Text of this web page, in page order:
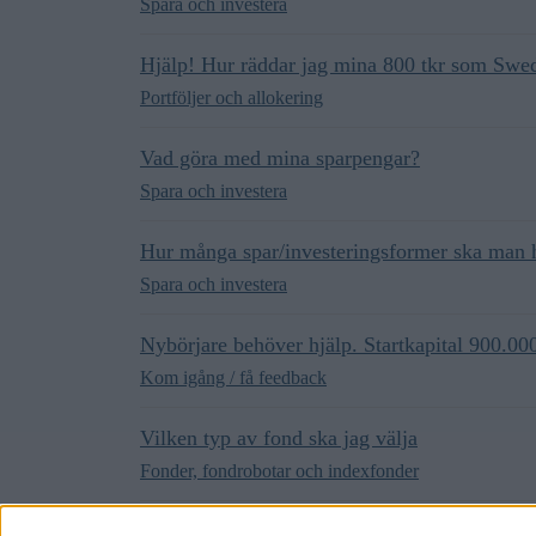
Spara och investera
Hjälp! Hur räddar jag mina 800 tkr som
Portföljer och allokering
Vad göra med mina sparpengar?
Spara och investera
Hur många spar/investeringsformer ska man
Spara och investera
Nybörjare behöver hjälp. Startkapital
Kom igång / få feedback
Vilken typ av fond ska jag välja
Fonder, fondrobotar och indexfonder